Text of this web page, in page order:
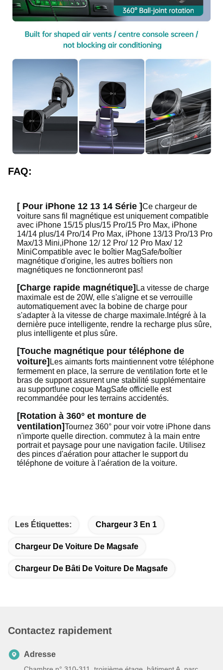
FAQ:
[ Pour iPhone 12 13 14 Série ]Ce chargeur de
voiture sans fil magnétique est uniquement compatible
avec iPhone 15/15 plus/15 Pro/15 Pro Max, iPhone
14/14 plus/14 Pro/14 Pro Max, iPhone 13/13 Pro/13 Pro
Max/13 Mini,iPhone 12/ 12 Pro/ 12 Pro Max/ 12
MiniCompatible avec le boîtier MagSafe/boîtier
magnétique d'origine, les autres boîtiers non
magnétiques ne fonctionneront pas!
[Charge rapide magnétique] La vitesse de charge
maximale est de 20W, elle s'aligne et se verrouille
automatiquement avec la bobine de charge pour
s'adapter à la vitesse de charge maximale.Intégré à la
dernière puce intelligente, rendre la recharge plus sûre,
plus intelligente et plus sûre.
[Touche magnétique pour téléphone de
voiture] Les aimants forts maintiennent votre téléphone
fermement en place, la serrure de ventilation forte et le
bras de support assurent une stabilité supplémentaire
au support!une coque MagSafe officielle est
recommandée pour les terrains accidentés.
[Rotation à 360° et monture de
ventilation]Tournez 360° pour voir votre iPhone dans
n'importe quelle direction. commutez à la main entre
portrait et paysage pour une navigation facile. Utilisez
des pinces d'aération pour attacher le support du
téléphone de voiture à l'aération de la voiture.
Les Étiquettes: Chargeur 3 En 1
Chargeur De Voiture De Magsafe
Chargeur De Bâti De Voiture De Magsafe
Contactez rapidement
Adresse